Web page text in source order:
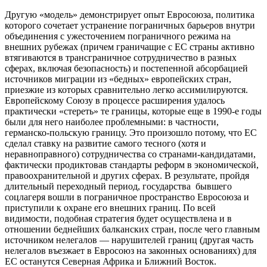
Другую «модель» демонстрирует опыт Евросоюза, политика
которого сочетает устранение пограничных барьеров внутри
объединения с ужесточением пограничного режима на
внешних рубежах (причем граничащие с ЕС страны активно
втягиваются в трансграничное сотрудничество в разных
сферах, включая безопасность) и постепенной абсорбацией
источников миграции из «бедных» европейских стран,
приезжие из которых сравнительно легко ассимилируются.
Европейскому Союзу в процессе расширения удалось
практически «стереть» те границы, которые еще в 1990-е годы
были для него наиболее проблемными: в частности,
германско-польскую границу. Это произошло потому, что ЕС
сделал ставку на развитие самого тесного (хотя и
неравноправного) сотрудничества со странами-кандидатами,
фактически продиктовав стандарты реформ в экономической,
правоохранительной и других сферах. В результате, пройдя
длительный переходный период, государства бывшего
соцлагеря вошли в пограничное пространство Евросоюза и
приступили к охране его внешних границ. По всей
видимости, подобная стратегия будет осуществлена и в
отношении беднейших балканских стран, после чего главным
источником нелегалов — нарушителей границ (другая часть
нелегалов въезжает в Евросоюз на законных основаниях) для
ЕС останутся Северная Африка и Ближний Восток.